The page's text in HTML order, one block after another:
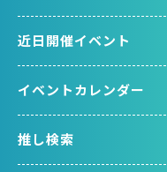
近日開催イベント
イベントカレンダー
推し検索